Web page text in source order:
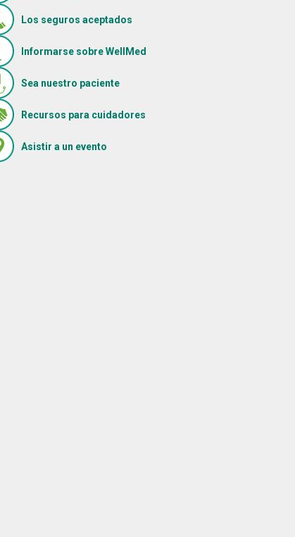
de marketing y promocionales de WellMed
Términos de uso y la Política de privacidad.
Los seguros aceptados
Informarse sobre WellMed
Sea nuestro paciente
Recursos para cuidadores
Asistir a un evento